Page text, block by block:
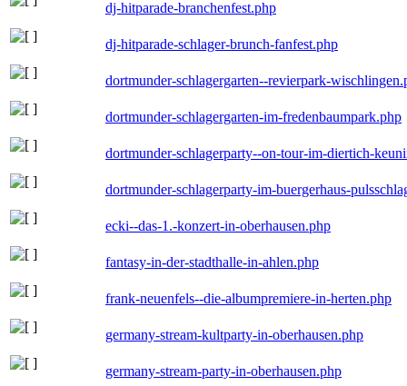
dj-hitparade-branchenfest.php
dj-hitparade-schlager-brunch-fanfest.php
dortmunder-schlagergarten--revierpark-
dortmunder-schlagergarten-im-fredenbaumpark.php
dortmunder-schlagerparty--on-tour-im-diertich-
dortmunder-schlagerparty-im-buergerhaus-
ecki--das-1.-konzert-in-oberhausen.php
fantasy-in-der-stadthalle-in-ahlen.php
frank-neuenfels--die-albumpremiere-in-herten.php
germany-stream-kultparty-in-oberhausen.php
germany-stream-party-in-oberhausen.php